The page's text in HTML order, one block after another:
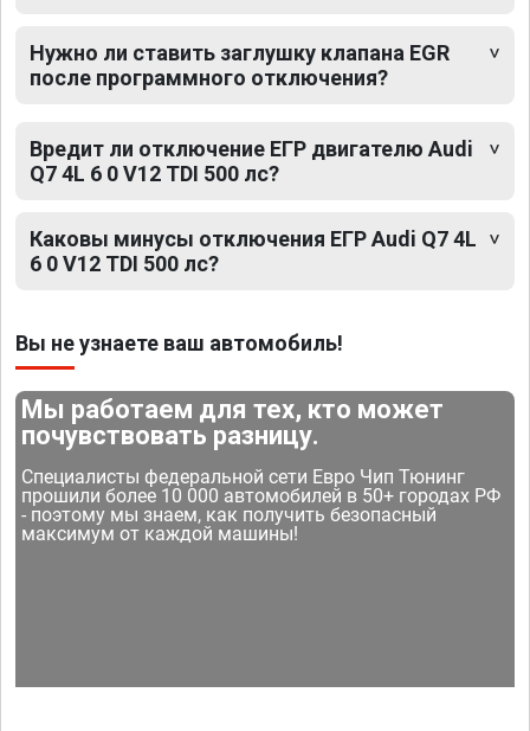
Нужно ли ставить заглушку клапана EGR
после программного отключения?
Вредит ли отключение ЕГР двигателю Audi
Q7 4L 6 0 V12 TDI 500 лс?
Каковы минусы отключения ЕГР Audi Q7 4L
6 0 V12 TDI 500 лс?
Вы не узнаете ваш автомобиль!
Мы работаем для тех, кто может
почувствовать разницу.
Специалисты федеральной сети Евро Чип Тюнинг
прошили более 10 000 автомобилей в 50+ городах РФ
- поэтому мы знаем, как получить безопасный
максимум от каждой машины!